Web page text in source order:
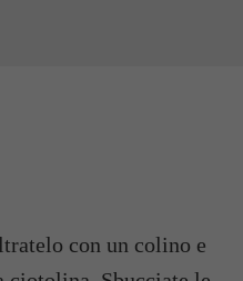
con un colino e